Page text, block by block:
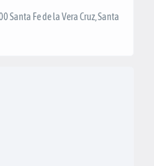
Santa Fe de la Vera Cruz, Santa